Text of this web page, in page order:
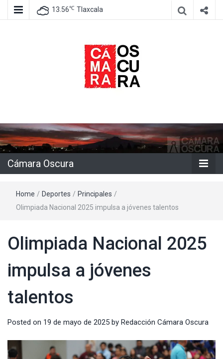
13.56℃ Tlaxcala
Cámara
Oscura
Cámara Oscura
Home / Deportes / Principales /
Olimpiada Nacional 2025 impulsa a jóvenes talentos
Olimpiada Nacional 2025
impulsa a jóvenes
talentos
Posted on 19 de mayo de 2025 by Redacción Cámara Oscura